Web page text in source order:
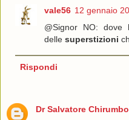
vale56 12 gennaio
@Signor NO: dove
dellesuperstizioni
Rispondi
Dr Salvatore